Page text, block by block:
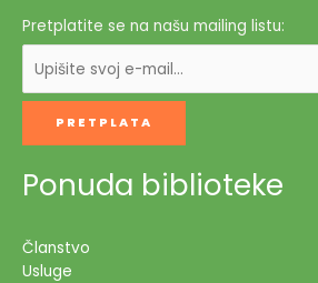
Pretplatite se na našu mailing listu:
Ponuda biblioteke
Članstvo
Usluge